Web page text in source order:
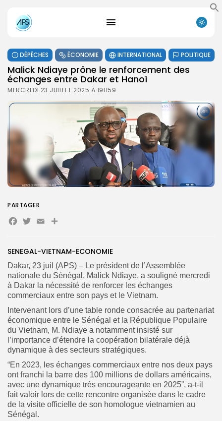
Search
for:
FR
DÉPÊCHES ÉCONOMIE INTERNATIONAL POLITIQUE
Malick Ndiaye prône le renforcement des
échanges entre Dakar et Hanoï
MERCREDI 23 JUILLET 2025 À 19H59
SENEGAL-VIETNAM-ECONOMIE
Dakar, 23 juil (APS) – Le président de l’Assemblée
nationale du Sénégal, Malick Ndiaye, a souligné mercredi
à Dakar la nécessité de renforcer les échanges
commerciaux entre son pays et le Vietnam.
Intervenant lors d’une table ronde consacrée au partenariat
économique entre le Sénégal et la République Populaire
du Vietnam, M. Ndiaye a notamment insisté sur
l’importance d’étendre la coopération bilatérale déjà
dynamique à des secteurs stratégiques.
“En 2023, les échanges commerciaux entre nos deux pays
ont franchi la barre des 100 millions de dollars américains,
avec une dynamique très encourageante en 2025”, a-t-il
fait valoir lors de cette rencontre organisée dans le cadre
de la visite officielle de son homologue vietnamien au
Sénégal.
PARTAGER
Facebook
Twitter
EmailPartager